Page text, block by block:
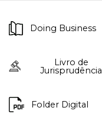
Doing Business
Livro de
Jurisprudência
Folder Digital